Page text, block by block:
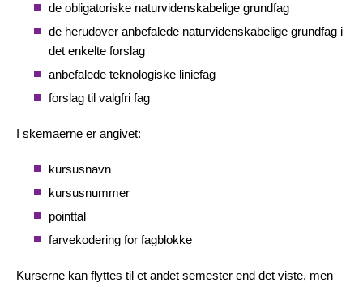
de obligatoriske naturvidenskabelige grundfag
de herudover anbefalede naturvidenskabelige grundfag i
det enkelte forslag
anbefalede teknologiske liniefag
forslag til valgfri fag
I skemaerne er angivet:
kursusnavn
kursusnummer
pointtal
farvekodering for fagblokke
Kurserne kan flyttes til et andet semester end det viste, men